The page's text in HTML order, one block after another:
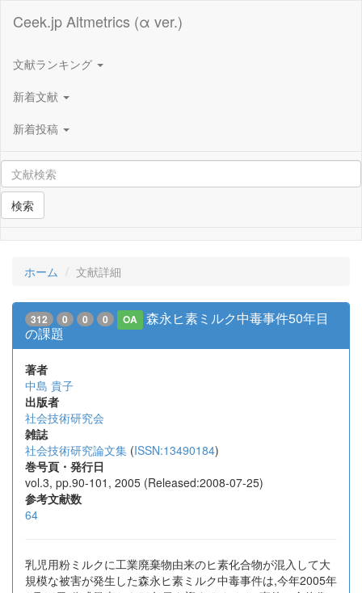
Ceek.jp Altmetrics (α ver.)
文献ランキング
新着文献
新着投稿
検索
ホーム 文献詳細
312 0 0 0 OA
森永ヒ素ミルク中毒事件50年目
の課題
著者
中島 貴子
出版者
社会技術研究会
雑誌
社会技術研究論文集 (ISSN:13490184)
巻号頁・発行日
vol.3, pp.90-101, 2005 (Released:2008-07-25)
参考文献数
64
乳児用粉ミルクに工業廃棄物由来のヒ素化合物が混入して大
規模な被害が発生した森永ヒ素ミルク中毒事件は,今年2005年